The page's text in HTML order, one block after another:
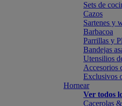
Sets de
Cazos
Sartenes y
Barbacoa
Parrillas y
Bandejas
Utensilios
Accesorios
Exclusivos
Hornear
Ver todos
Cacerolas